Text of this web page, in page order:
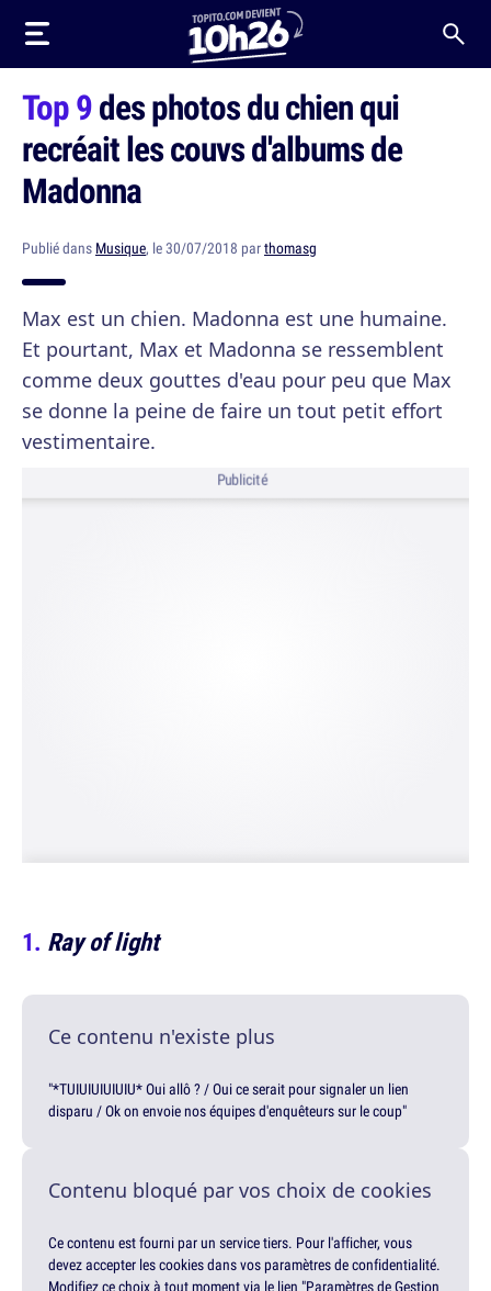
Top 9des photos du chien qui
recréait les couvs d'albums de
Madonna
Publié dans Musique, le 30/07/2018 parthomasg
Max est un chien. Madonna est une humaine.
Et pourtant, Max et Madonna se ressemblent
comme deux gouttes d'eau pour peu que Max
se donne la peine de faire un tout petit effort
vestimentaire.
Publicité
Ray of light
Ce contenu n'existe plus
"*TUIUIUIUIUIU* Oui allô ? / Oui ce serait pour signaler un lien
disparu / Ok on envoie nos équipes d'enquêteurs sur le coup"
Contenu bloqué par vos choix de cookies
Ce contenu est fourni par un service tiers. Pour l'afficher, vous
devez accepter les cookies dans vos paramètres de confidentialité.
Modifiez ce choix à tout moment via le lien "Paramètres de Gestion